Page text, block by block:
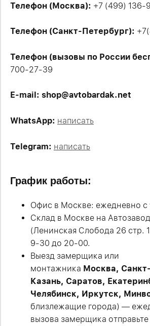
Телефон (Москва): +7 (499) 136-
Телефон (Санкт-Петербург):
Телефон (вызовы по России
700-27-39
E-mail: shop@avtobardak.net
WhatsApp: написать
Telegram: написать
График работы:
Офис в Москве: ежедневно
Склад в Москве на
(Ленинская Слобода 26 стр.
9-30 до 20-00.
Выезд замерщика или
монтажника Москва,
Казань, Саратов,
Челябинск, Иркутск,
близлежащие города) —
вызова замерщика